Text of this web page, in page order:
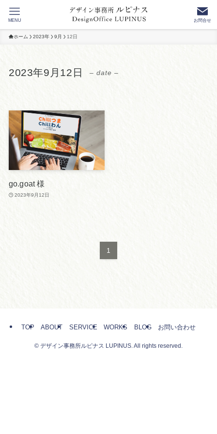
お問合せ
MENU
ホーム 2023年 9月 12日
2023年9月12日 – date –
go.goat 様
2023年9月12日
1
TOP ABOUT SERVICE WORKS BLOG お問い合わせ
© デザイン事務所ルピナス LUPINUS. All rights reserved.